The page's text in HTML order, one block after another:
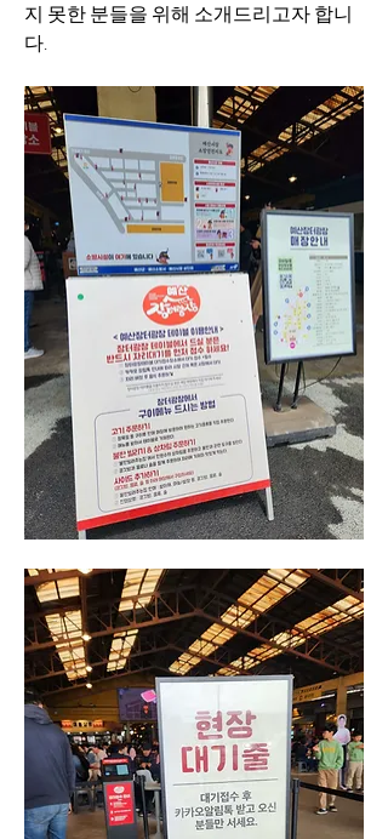
지 못한 분들을 위해 소개드리고자 합니
다.